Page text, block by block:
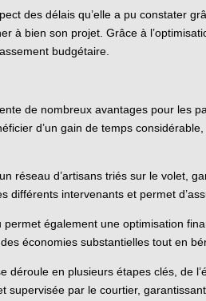
des délais qu’elle a pu constater
à bien son projet. Grâce à
budgétaire.
de nombreux avantages pour les
d’un gain de temps
réseau d’artisans triés sur le volet,
intervenants et permet
également une optimisation
économies substantielles tout en
en plusieurs étapes clés, de
par le courtier,